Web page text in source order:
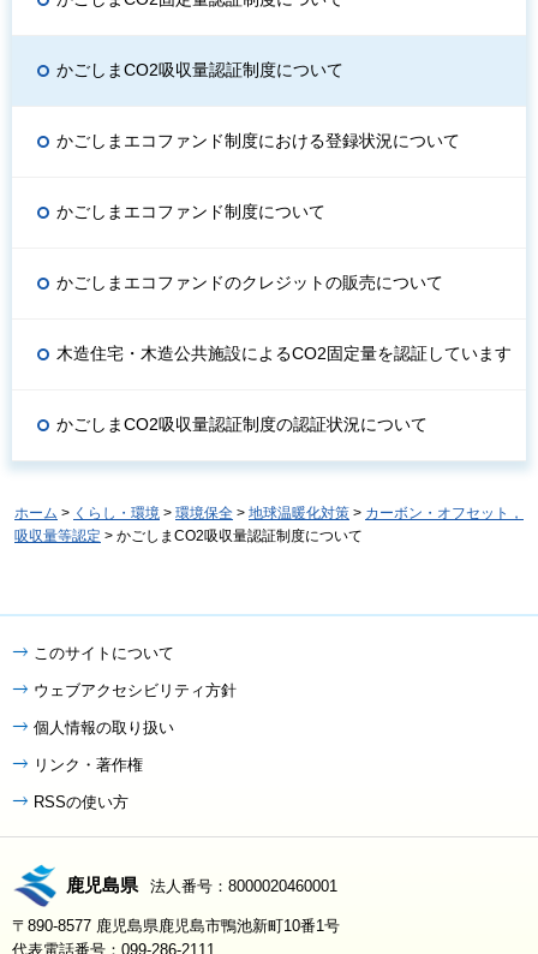
かごしまCO2吸収量認証制度について
かごしまエコファンド制度における登録状況について
かごしまエコファンド制度について
かごしまエコファンドのクレジットの販売について
木造住宅・木造公共施設によるCO2固定量を認証しています
かごしまCO2吸収量認証制度の認証状況について
ホーム > くらし・環境 > 環境保全 > 地球温暖化対策 > カーボン・オフセット，
吸収量等認定 > かごしまCO2吸収量認証制度について
このサイトについて
ウェブアクセシビリティ方針
個人情報の取り扱い
リンク・著作権
RSSの使い方
鹿児島県 法人番号：8000020460001
〒890-8577 鹿児島県鹿児島市鴨池新町10番1号
代表電話番号：099-286-2111